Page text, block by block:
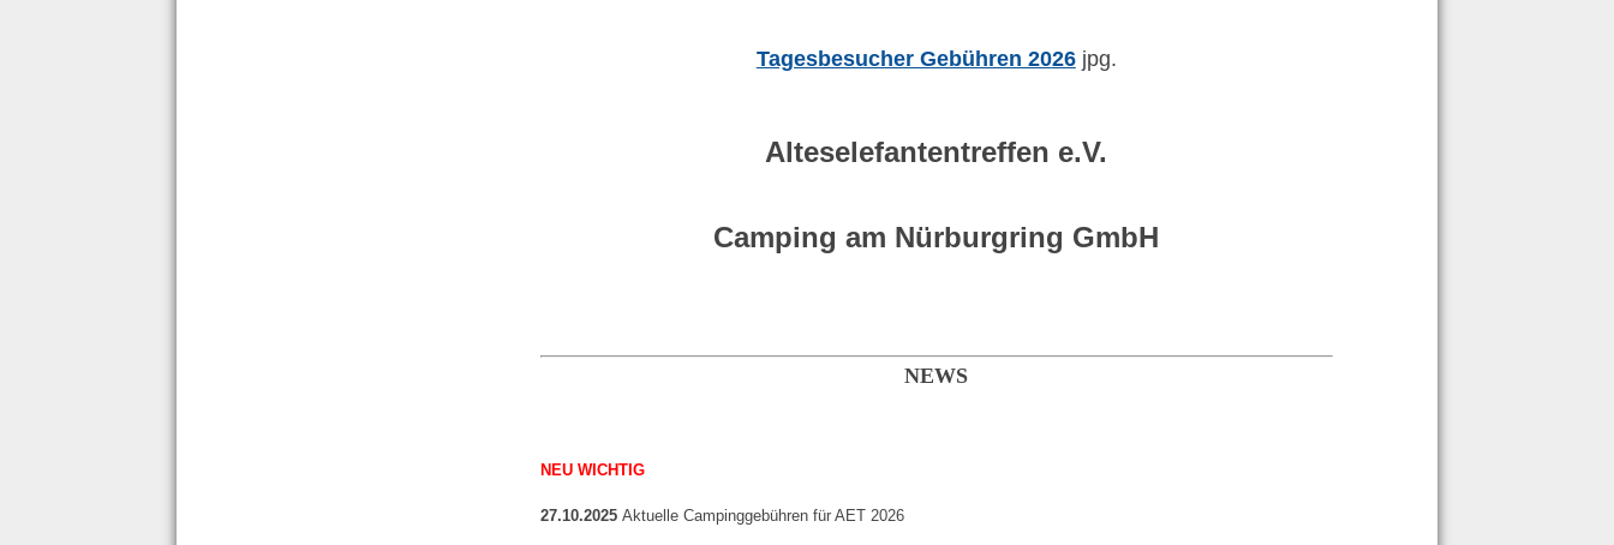
Tagesbesucher Gebühren 2026jpg.
Alteselefantentreffen e.V.
Camping am Nürburgring GmbH
NEWS
NEU WICHTIG
27.10.2025 Aktuelle Campinggebühren für AET 2026